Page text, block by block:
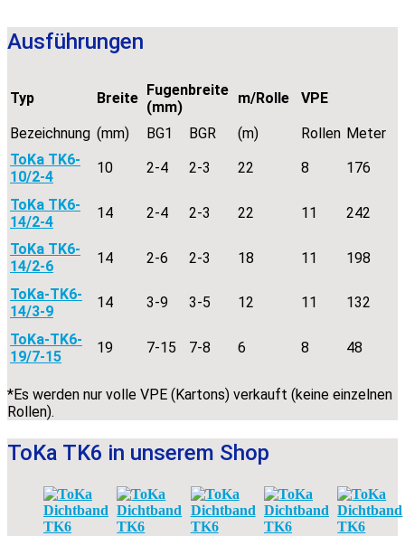
Ausführungen
Typ Breite
Fugenbreite
(mm)
m/Rolle VPE
Bezeichnung (mm) BG1 BGR (m) Rollen Meter
ToKa TK6-
10/2-4
10 2-4 2-3 22 8 176
ToKa TK6-
14/2-4
14 2-4 2-3 22 11 242
ToKa TK6-
14/2-6
14 2-6 2-3 18 11 198
ToKa-TK6-
14/3-9
14 3-9 3-5 12 11 132
ToKa-TK6-
19/7-15
19 7-15 7-8 6 8 48
*Es werden nur volle VPE (Kartons) verkauft (keine einzelnen
Rollen).
ToKa TK6 in unserem Shop